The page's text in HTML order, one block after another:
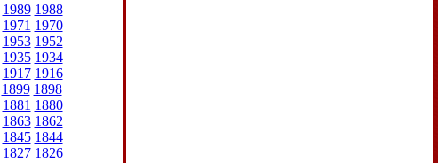
1989 1988
1971 1970
1953 1952
1935 1934
1917 1916
1899 1898
1881 1880
1863 1862
1845 1844
1827 1826